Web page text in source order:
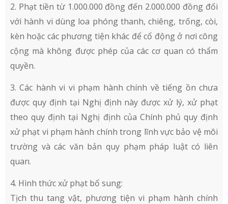
2. Phạt tiền từ 1.000.000 đồng đến 2.000.000 đồng đối
với hành vi dùng loa phóng thanh, chiêng, trống, còi,
kèn hoặc các phương tiện khác để cổ động ở nơi công
cộng mà không được phép của các cơ quan có thẩm
quyền.
3. Các hành vi vi phạm hành chính về tiếng ồn chưa
được quy định tại Nghị định này được xử lý, xử phạt
theo quy định tại Nghị định của Chính phủ quy định
xử phạt vi phạm hành chính trong lĩnh vực bảo vệ môi
trường và các văn bản quy phạm pháp luật có liên
quan.
4. Hình thức xử phạt bổ sung:
Tịch thu tang vật, phương tiện vi phạm hành chính